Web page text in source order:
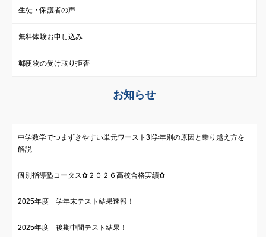
生徒・保護者の声
無料体験お申し込み
郵便物の受け取り拒否
お知らせ
中学数学でつまずきやすい単元ワースト3!学年別の原因と乗り越え方を
解説
個別指導塾コータス✿２０２６高校合格実績✿
2025年度 学年末テスト結果速報！
2025年度 後期中間テスト結果！